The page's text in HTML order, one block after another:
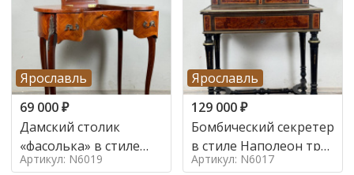
Ярославль
69 000₽
Дамский столик
«фасолька» в стиле
Луи 16,
Артикул: N6019
Ярославль
129 000₽
Бомбический секретер
в стиле Наполеон труа
в стиле
Артикул: N6017